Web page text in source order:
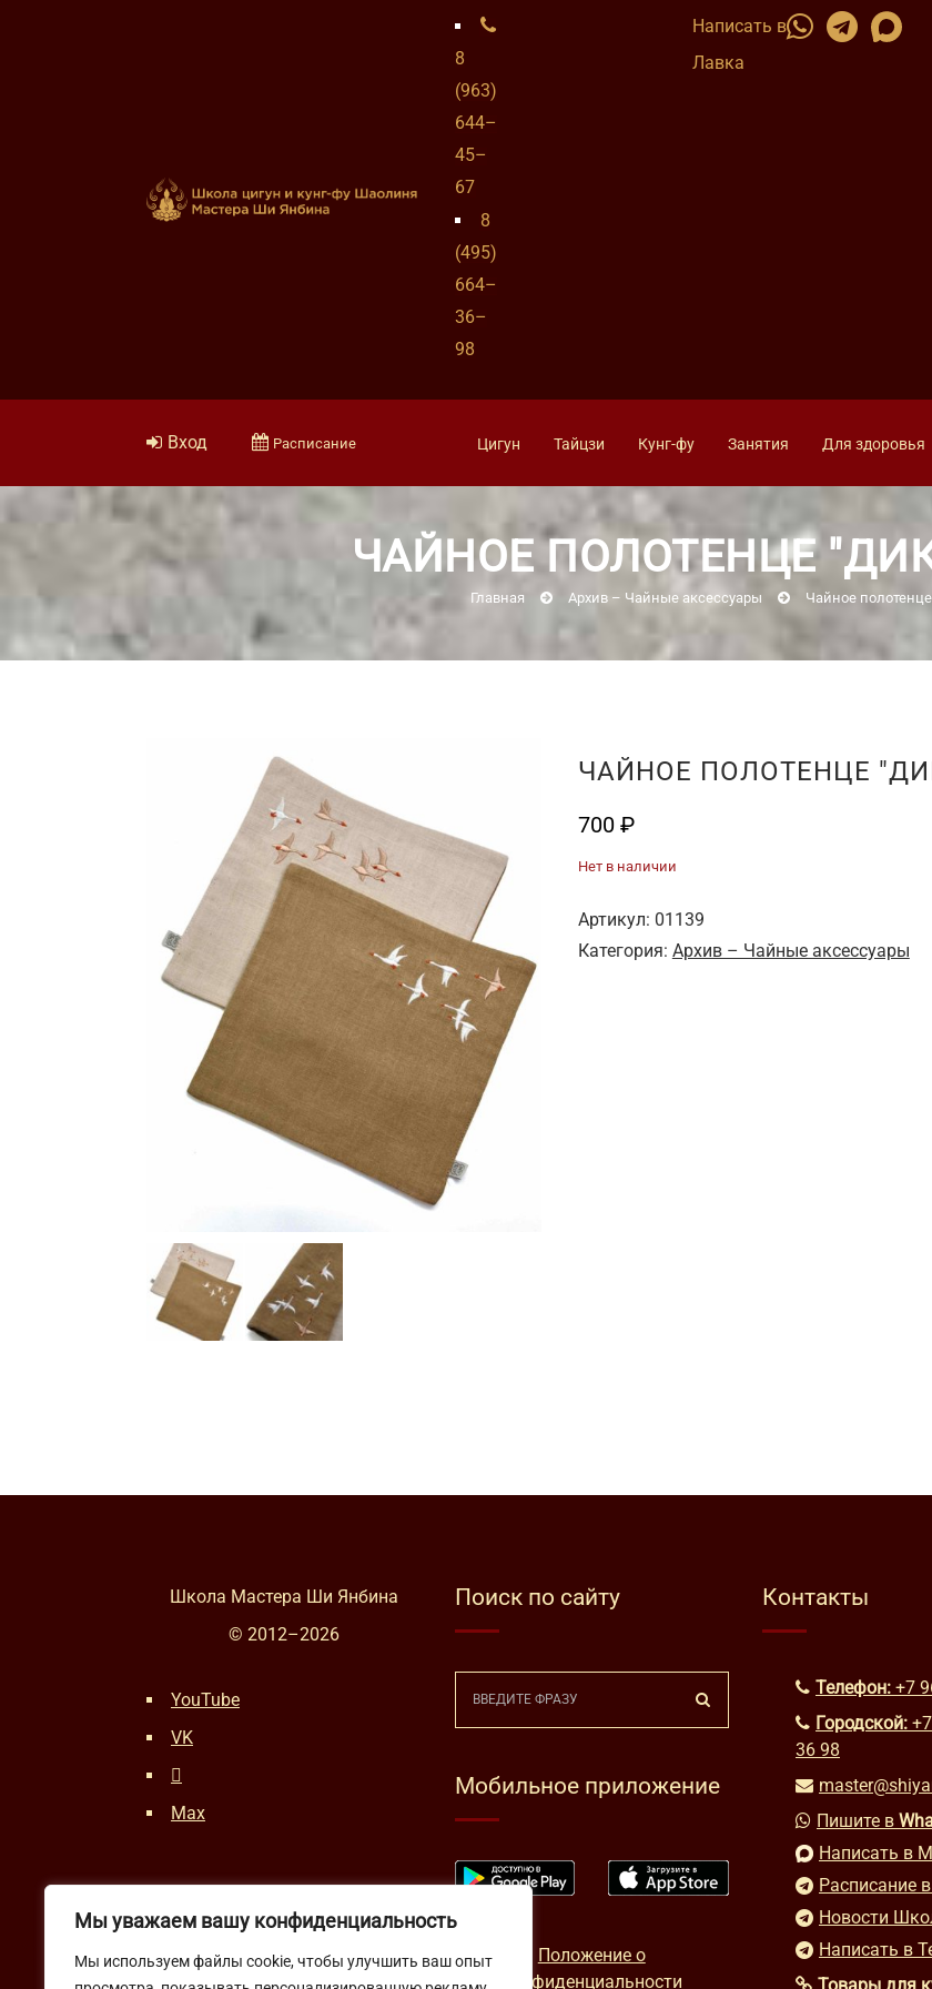
Мы уважаем вашу конфиденциальность
Мы используем файлы cookie, чтобы улучшить ваш опыт
8
(963)
644–
45–
67
8
(495)
664–
36–
98
Написать в
Лавка
Вход Расписание Цигун Тайцзи Кунг-фу Занятия Для здоровья
ЧАЙНОЕ ПОЛОТЕНЦЕ
Главная Архив – Чайные аксессуары Чайное
ЧАЙНОЕ ПОЛОТЕНЦЕ
700 ₽
Нет в наличии
Артикул: 01139
Категория: Архив – Чайные аксессуары
Школа Мастера Ши Янбина
© 2012–2026
YouTube
VK
Max
Поиск по сайту
Мобильное приложение
Положение о
конфиденциальности
Контакты
Телефон: +7
Городской:
36 98
Пишите в
Написать в
Расписание
Новости
Написать в